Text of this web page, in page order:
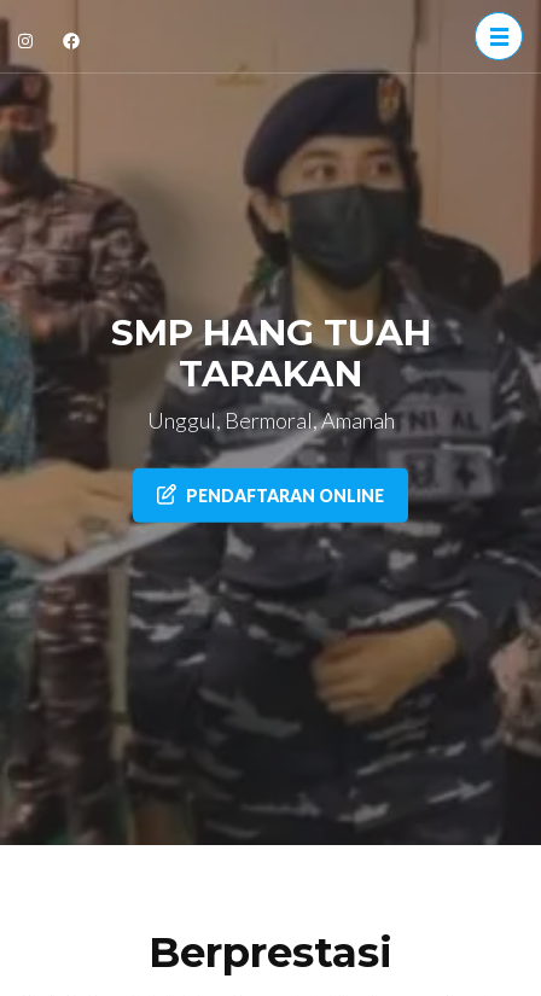
Lompat
ke
konten
(Tekan
Enter)
SMP HANG TUAH
TARAKAN
Unggul, Bermoral, Amanah
PENDAFTARAN ONLINE
Berprestasi